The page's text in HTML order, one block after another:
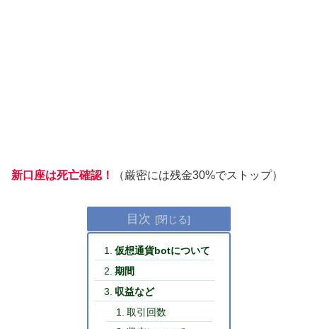
新口座は死亡確認！ （厳密には残金30%でストップ）
目次
仮想通貨botについて
期間
収益など
取引回数